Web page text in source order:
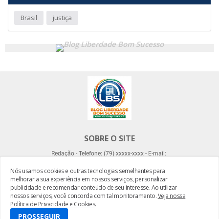
Brasil justiça
SOBRE O SITE
Redação - Telefone: (79) xxxxx-xxxx - E-mail:
Desenvolvido por -
Nós usamos cookies e outras tecnologias semelhantes para
melhorar a sua experiência em nossos serviços, personalizar
publicidade e recomendar conteúdo de seu interesse. Ao utilizar
nossos serviços, você concorda com tal monitoramento.Veja nossa
Política de Privacidade e Cookies.
PROSSEGUIR